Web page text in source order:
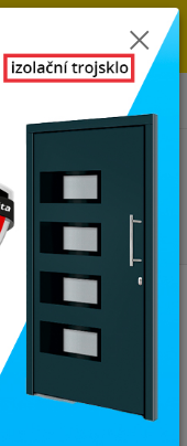
SKLADEM U NÁS V
0
0,00 Kč
jednokřídlé, zlatý dub/bílé,
bílé,